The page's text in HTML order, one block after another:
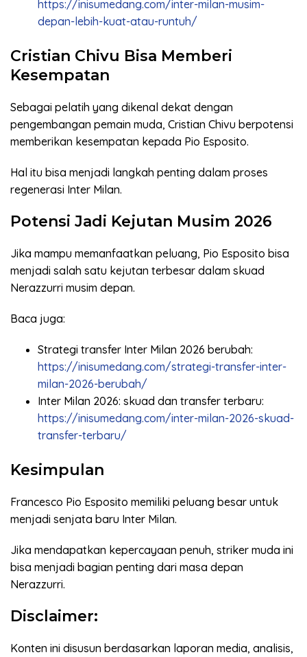
https://inisumedang.com/inter-milan-musim-
depan-lebih-kuat-atau-runtuh/
Cristian Chivu Bisa Memberi
Kesempatan
Sebagai pelatih yang dikenal dekat dengan
pengembangan pemain muda, Cristian Chivu berpotensi
memberikan kesempatan kepada Pio Esposito.
Hal itu bisa menjadi langkah penting dalam proses
regenerasi Inter Milan.
Potensi Jadi Kejutan Musim 2026
Jika mampu memanfaatkan peluang, Pio Esposito bisa
menjadi salah satu kejutan terbesar dalam skuad
Nerazzurri musim depan.
Baca juga:
Strategi transfer Inter Milan 2026 berubah:
https://inisumedang.com/strategi-transfer-inter-
milan-2026-berubah/
Inter Milan 2026: skuad dan transfer terbaru:
https://inisumedang.com/inter-milan-2026-skuad-
transfer-terbaru/
Kesimpulan
Francesco Pio Esposito memiliki peluang besar untuk
menjadi senjata baru Inter Milan.
Jika mendapatkan kepercayaan penuh, striker muda ini
bisa menjadi bagian penting dari masa depan
Nerazzurri.
Disclaimer:
Konten ini disusun berdasarkan laporan media, analisis,